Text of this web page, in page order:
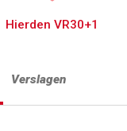
Hierden VR30+1
Verslagen